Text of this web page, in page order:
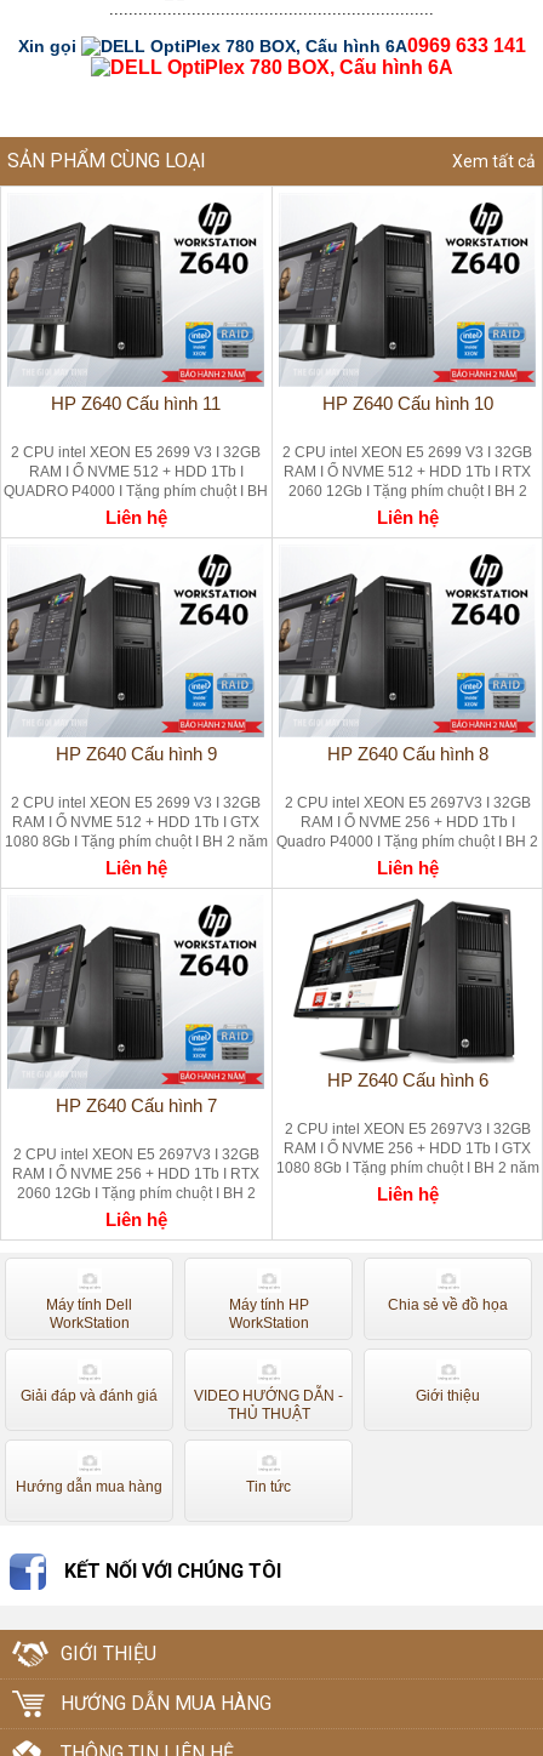
Xin gọi 0969 633 141
Xem tất cả
SẢN PHẨM CÙNG LOẠI
HP Z640 Cấu hình 11
2 CPU intel XEON E5 2699 V3 I 32GB
RAM I Ổ NVME 512 + HDD 1Tb I
QUADRO P4000 I Tặng phím chuột I BH
2 năm
Liên hệ
HP Z640 Cấu hình 10
2 CPU intel XEON E5 2699 V3 I 32GB
RAM I Ổ NVME 512 + HDD 1Tb I RTX
2060 12Gb I Tặng phím chuột I BH 2
năm
Liên hệ
HP Z640 Cấu hình 9
2 CPU intel XEON E5 2699 V3 I 32GB
RAM I Ổ NVME 512 + HDD 1Tb I GTX
1080 8Gb I Tặng phím chuột I BH 2 năm
Liên hệ
HP Z640 Cấu hình 8
2 CPU intel XEON E5 2697V3 I 32GB
RAM I Ổ NVME 256 + HDD 1Tb I
Quadro P4000 I Tặng phím chuột I BH 2
năm
Liên hệ
HP Z640 Cấu hình 7
2 CPU intel XEON E5 2697V3 I 32GB
RAM I Ổ NVME 256 + HDD 1Tb I RTX
2060 12Gb I Tặng phím chuột I BH 2
năm
Liên hệ
HP Z640 Cấu hình 6
2 CPU intel XEON E5 2697V3 I 32GB
RAM I Ổ NVME 256 + HDD 1Tb I GTX
1080 8Gb I Tặng phím chuột I BH 2 năm
Liên hệ
Máy tính Dell
WorkStation
Máy tính HP
WorkStation
Chia sẻ về đồ họa
Giải đáp và đánh giá
VIDEO HƯỚNG DẪN -
THỦ THUẬT
Giới thiệu
Hướng dẫn mua hàng Tin tức
KẾT NỐI VỚI CHÚNG TÔI
GIỚI THIỆU
HƯỚNG DẪN MUA HÀNG